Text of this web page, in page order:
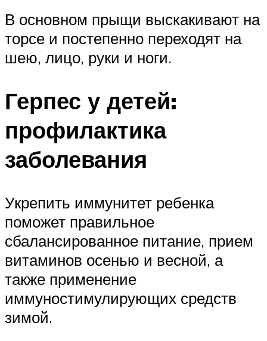
В основном прыщи выскакивают на
торсе и постепенно переходят на
шею, лицо, руки и ноги.
Герпес у детей:
профилактика
заболевания
Укрепить иммунитет ребенка
поможет правильное
сбалансированное питание, прием
витаминов осенью и весной, а
также применение
иммуностимулирующих средств
зимой.